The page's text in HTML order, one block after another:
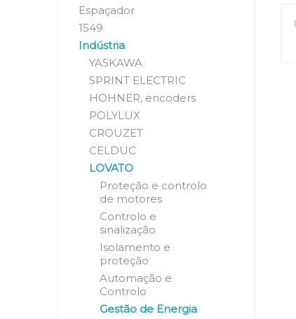
Espaçador
1549
Indústria
YASKAWA
SPRINT ELECTRIC
HOHNER, encoders
POLYLUX
CROUZET
CELDUC
LOVATO
Proteção e controlo
de motores
Controlo e
sinalização
Isolamento e
proteção
Automação e
Controlo
Gestão de Energia